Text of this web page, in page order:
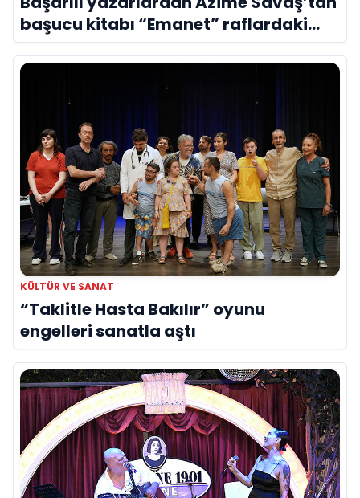
başucu kitabı “Emanet” raflardaki
yerini aldı
KÜLTÜR VE SANAT
“Taklitle Hasta Bakılır” oyunu
engelleri sanatla aştı